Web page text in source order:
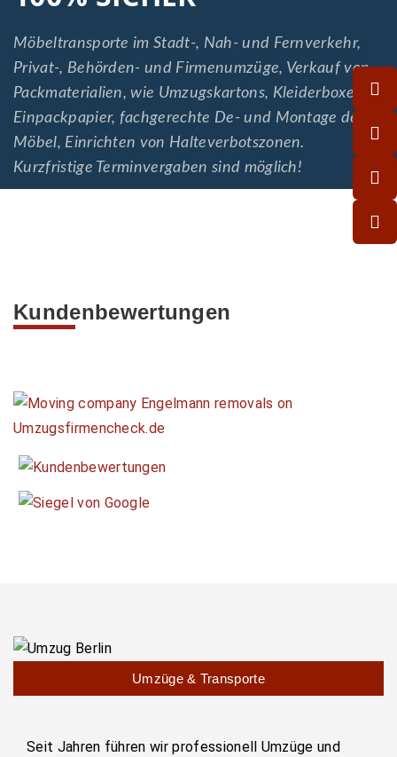
Möbeltransporte im Stadt-, Nah- und Fernverkehr,
Privat-, Behörden- und Firmenumzüge, Verkauf von
Packmaterialien, wie Umzugskartons, Kleiderboxen,
Einpackpapier, fachgerechte De- und Montage der
Möbel, Einrichten von Halteverbotszonen.
Kurzfristige Terminvergaben sind möglich!
Kundenbewertungen
Umzüge & Transporte
Seit Jahren führen wir professionell Umzüge und